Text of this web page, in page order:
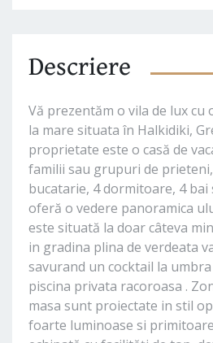
Descriere
Vă prezentăm o vila de lux cu
la mare situata în Halkidiki,
proprietate este o casă de
familii sau grupuri de
bucatarie, 4 dormitoare, 4 bai
oferă o vedere panoramica
este situată la doar câteva
in gradina plina de verdeata
savurand un cocktail la
piscina privata racoroasa .
masa sunt proiectate in stil
foarte luminoase si